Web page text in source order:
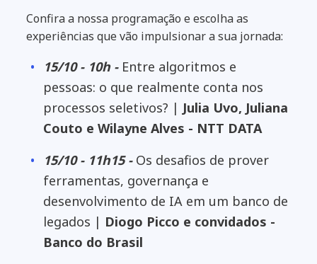
Confira a nossa programação e escolha as
experiências que vão impulsionar a sua jornada:
15/10 - 10h -Entre algoritmos e
pessoas: o que realmente conta nos
processos seletivos? | Julia Uvo, Juliana
Couto e Wilayne Alves - NTT DATA
15/10 - 11h15 -Os desafios de prover
ferramentas, governança e
desenvolvimento de IA em um banco de
legados | Diogo Picco e convidados -
Banco do Brasil